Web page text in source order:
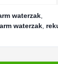
waterzak
waterzak